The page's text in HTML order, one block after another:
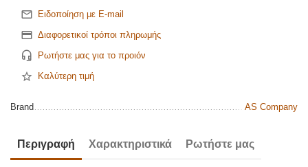
Ειδοποίηση με E-mail
Διαφορετικοί τρόποι πληρωμής
Ρωτήστε μας για το προιόν
Καλύτερη τιμή
Brand AS Company
Περιγραφή Χαρακτηριστικά Ρωτήστε μας